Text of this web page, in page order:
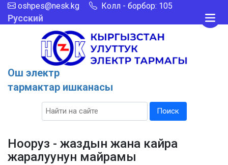
oshpes@nesk.kg Колл - борбор: 105
Русский
Ош электр
тармактар ишканасы
Поиск
Нооруз - жаздын жана кайра
жаралуунун майрамы